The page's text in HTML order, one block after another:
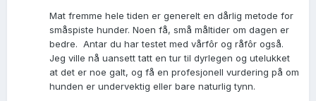
Mat fremme hele tiden er generelt en dårlig metode for
småspiste hunder. Noen få, små måltider om dagen er
bedre. Antar du har testet med vårfôr og råfôr også.
Jeg ville nå uansett tatt en tur til dyrlegen og utelukket
at det er noe galt, og få en profesjonell vurdering på om
hunden er undervektig eller bare naturlig tynn.